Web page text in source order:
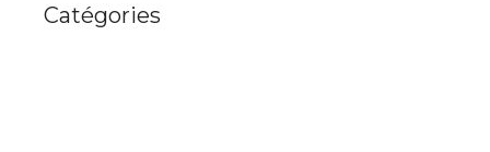
Catégories